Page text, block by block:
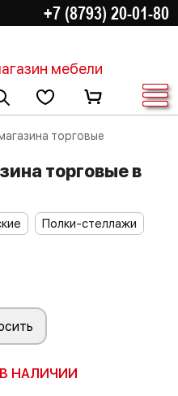
+7 (8793) 20-01-80
мебели
магазина торговые
Полки-стеллажи
В НАЛИЧИИ